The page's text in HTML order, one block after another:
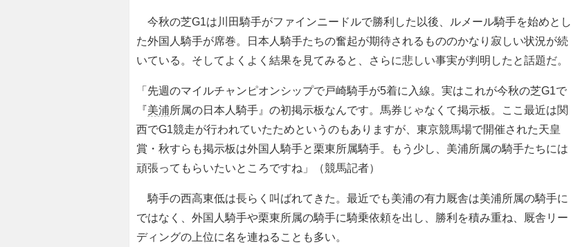
今秋の芝G1は川田騎手がファインニードルで勝利した以後、ルメール騎手を始めとし
た外国人騎手が席巻。日本人騎手たちの奮起が期待されるもののかなり寂しい状況が続
いている。そしてよくよく結果を見てみると、さらに悲しい事実が判明したと話題だ。
「先週のマイルチャンピオンシップで戸崎騎手が5着に入線。実はこれが今秋の芝G1で
『美浦所属の日本人騎手』の初掲示板なんです。馬券じゃなくて掲示板。ここ最近は関
西でG1競走が行われていたためというのもありますが、東京競馬場で開催された天皇
賞・秋すらも掲示板は外国人騎手と栗東所属騎手。もう少し、美浦所属の騎手たちには
頑張ってもらいたいところですね」（競馬記者）
騎手の西高東低は長らく叫ばれてきた。最近でも美浦の有力厩舎は美浦所属の騎手に
ではなく、外国人騎手や栗東所属の騎手に騎乗依頼を出し、勝利を積み重ね、厩舎リー
ディングの上位に名を連ねることも多い。